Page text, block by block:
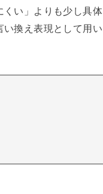
くい」よりも少し具体
換え表現として用い